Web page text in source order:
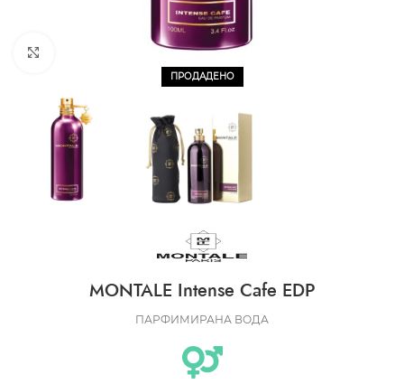
ПРОДАДЕНО
CLICK TO ENLARGE
MONTALE Intense Cafe EDP
ПАРФИМИРАНА ВОДА